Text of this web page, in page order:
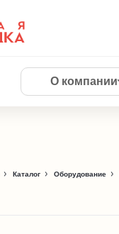
О компании
Каталог Оборудование